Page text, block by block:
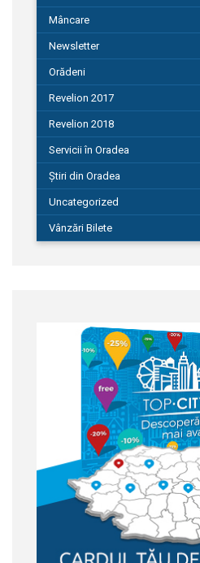
Mâncare
Newsletter
Orădeni
Revelion 2017
Revelion 2018
Servicii în Oradea
Știri din Oradea
Uncategorized
Vânzări Bilete